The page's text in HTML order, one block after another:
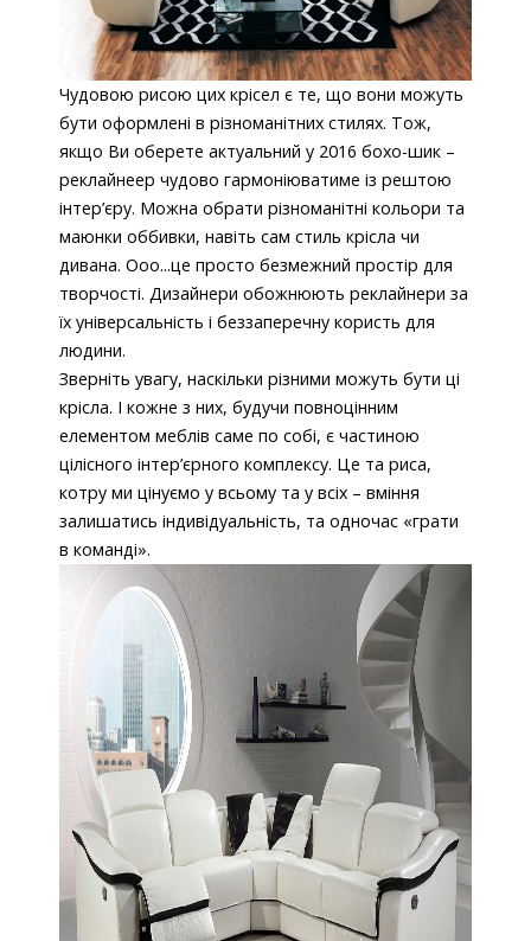
Чудовою рисою цих крісел є те, що вони можуть
бути оформлені в різноманітних стилях. Тож,
якщо Ви оберете актуальний у 2016 бохо-шик –
реклайнеер чудово гармоніюватиме із рештою
інтер’єру. Можна обрати різноманітні кольори та
маюнки оббивки, навіть сам стиль крісла чи
дивана. Ооо...це просто безмежний простір для
творчості. Дизайнери обожнюють реклайнери за
їх універсальність і беззаперечну користь для
людини.
Зверніть увагу, наскільки різними можуть бути ці
крісла. І кожне з них, будучи повноцінним
елементом меблів саме по собі, є частиною
цілісного інтер’єрного комплексу. Це та риса,
котру ми цінуємо у всьому та у всіх – вміння
залишатись індивідуальність, та одночас «грати
в команді».